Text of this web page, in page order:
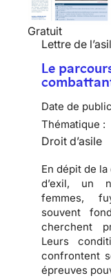
Gratuit
Lettre de
Le
Date de
Thématique :
Droit d’asile
En dépit de
d’exil, un
femmes,
souvent
cherchent
Leurs
confrontent
épreuves